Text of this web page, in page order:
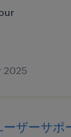
2025
ザーサポ